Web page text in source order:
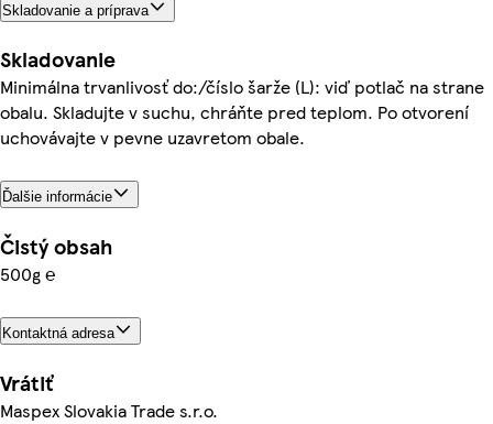
Skladovanie a príprava
Skladovanie
Minimálna trvanlivosť do:/číslo šarže (L): viď potlač na strane
obalu. Skladujte v suchu, chráňte pred teplom. Po otvorení
uchovávajte v pevne uzavretom obale.
Ďalšie informácie
Čistý obsah
500g ℮
Kontaktná adresa
Vrátiť
Maspex Slovakia Trade s.r.o.